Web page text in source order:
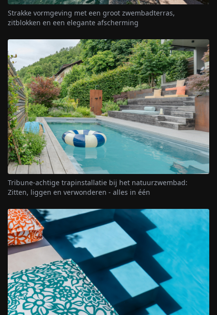
Strakke vormgeving met een groot zwembadterras,
zitblokken en een elegante afscherming
Tribune-achtige trapinstallatie bij het natuurzwembad:
Zitten, liggen en verwonderen - alles in één